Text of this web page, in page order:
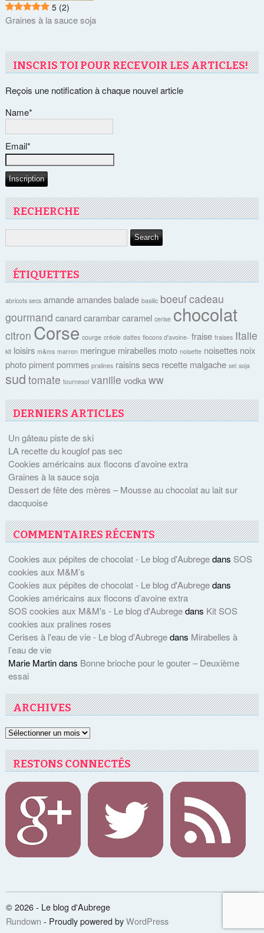
5 (2)
Graines à la sauce soja
INSCRIS TOI POUR RECEVOIR LES ARTICLES!
Reçois une notification à chaque nouvel article
Name*
Email*
RECHERCHE
ÉTIQUETTES
abricots secs amande amandes balade basilic boeufcadeau
gourmand canard carambar caramel cerise chocolat
citron Corse courge créole dattes flocons d'avoine- fraise fraises Italie
kit loisirs m&ms marron meringue mirabelles moto noisette noisettes noix
photo piment pommes pralines raisins secs recette malgache sel soja
sud tomate tournesol vanille vodka ww
DERNIERS ARTICLES
Un gâteau piste de ski
LA recette du kouglof pas sec
Cookies américains aux flocons d’avoine extra
Graines à la sauce soja
Dessert de fête des mères – Mousse au chocolat au lait sur
dacquoise
COMMENTAIRES RÉCENTS
Cookies aux pépites de chocolat - Le blog d'Aubregedans SOS
cookies aux M&M’s
Cookies aux pépites de chocolat - Le blog d'Aubregedans
Cookies américains aux flocons d’avoine extra
SOS cookies aux M&M's - Le blog d'Aubregedans Kit SOS
cookies aux pralines roses
Cerises à l'eau de vie - Le blog d'Aubregedans Mirabelles à
l’eau de vie
Marie Martindans Bonne brioche pour le gouter – Deuxième
essai
ARCHIVES
Archives
RESTONS CONNECTÉS
© 2026 - Le blog d'Aubrege
Rundown - Proudly powered byWordPress